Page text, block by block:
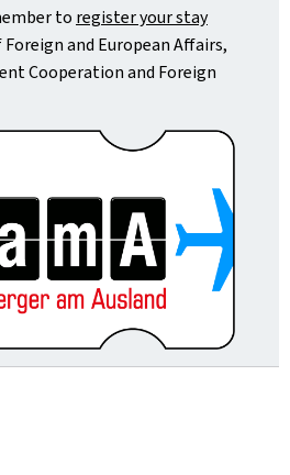
to register your stay
and European Affairs,
Cooperation and Foreign